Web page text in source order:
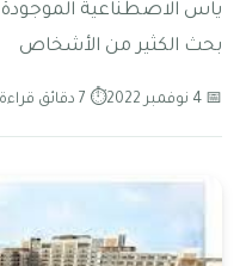
ياس الاصطناعية
بحث الكثير من الأشخاص
📅 4 نوفمبر 2022 ⏱ 7 دقائق قراءة